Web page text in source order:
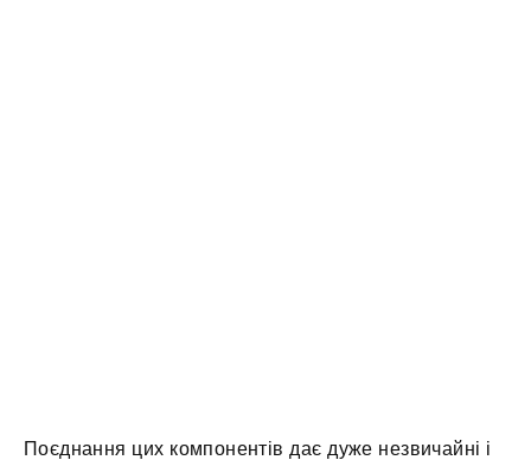
Поєднання цих компонентів дає дуже незвичайні і